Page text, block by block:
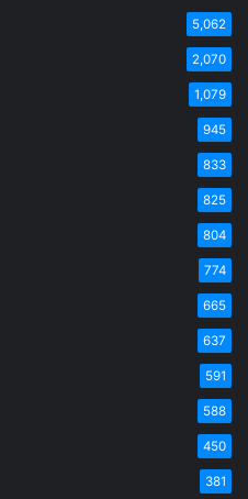
5,062
2,070
1,079
945
833
825
804
774
665
637
591
588
450
381